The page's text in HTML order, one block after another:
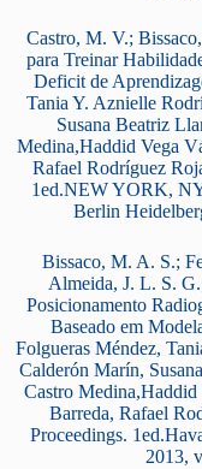
Castro, M. V.;
para Treinar
Deficit de
Tania Y. Aznielle
Susana Beatriz
Medina,Haddid Vega
Rafael Rodríguez
1ed.NEW YORK,
Berlin
Bissaco, M. A. S.;
Almeida, J. L. S.
Posicionamento
Baseado em
Folgueras Méndez,
Calderón Marín,
Castro
Barreda, Rafael
Proceedings.
2013,